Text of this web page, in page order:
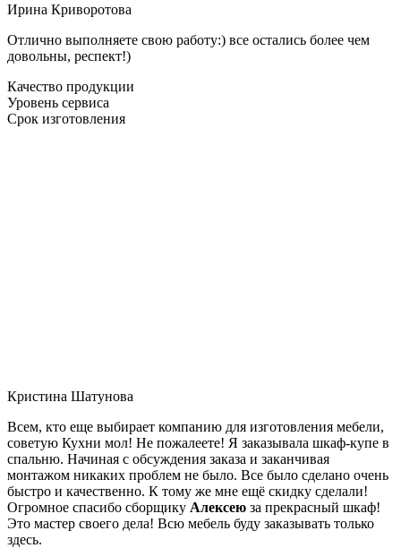
Ирина Криворотова
Отлично выполняете свою работу:) все остались более чем
довольны, респект!)
Качество продукции
Уровень сервиса
Срок изготовления
Кристина Шатунова
Всем, кто еще выбирает компанию для изготовления мебели,
советую Кухни мол! Не пожалеете! Я заказывала шкаф-купе в
спальню. Начиная с обсуждения заказа и заканчивая
монтажом никаких проблем не было. Все было сделано очень
быстро и качественно. К тому же мне ещё скидку сделали!
Огромное спасибо сборщику Алексею за прекрасный шкаф!
Это мастер своего дела! Всю мебель буду заказывать только
здесь.